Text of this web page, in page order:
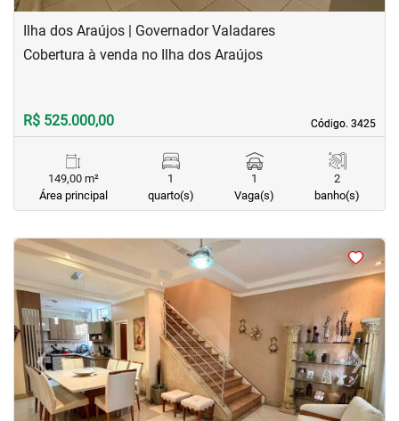
Ilha dos Araújos | Governador Valadares
Código. 3425
Código. 3425
Cobertura à venda no Ilha dos Araújos
R$ 525.000,00
149,00 m²
Área principal
1
quarto(s)
1
Vaga(s)
2
banho(s)
<< <<
‹Previous ›Next